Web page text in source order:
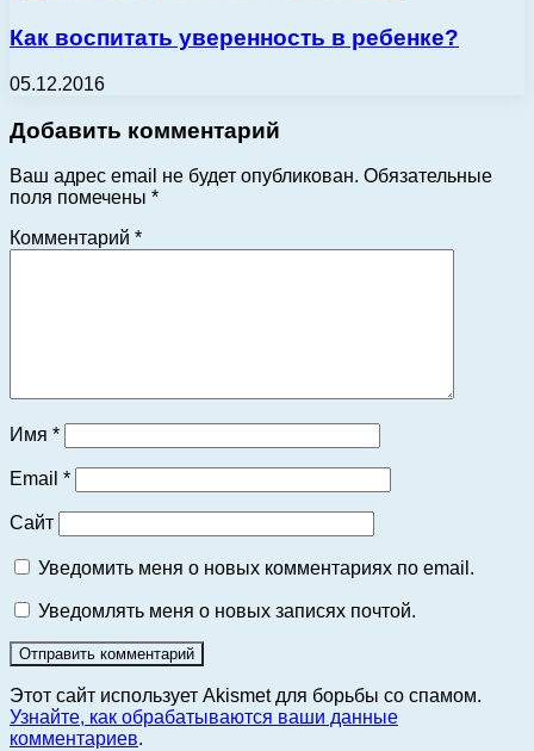
Как воспитать уверенность в ребенке?
05.12.2016
Добавить комментарий
Ваш адрес email не будет опубликован. Обязательные
поля помечены *
Комментарий *
Имя *
Email *
Сайт
Уведомить меня о новых комментариях по email.
Уведомлять меня о новых записях почтой.
Этот сайт использует Akismet для борьбы со спамом.
Узнайте, как обрабатываются ваши данные
комментариев.